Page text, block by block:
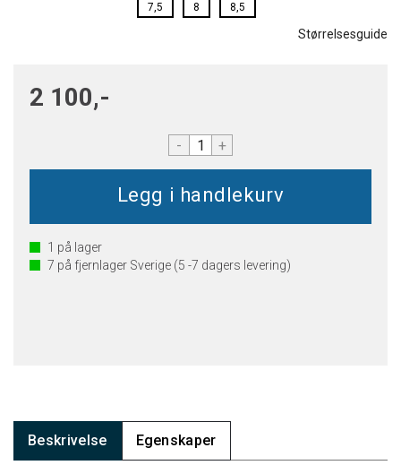
7,5 8 8,5
Størrelsesguide
2 100,-
- +
1 på lager
7 på fjernlager Sverige (5 -7 dagers levering)
Beskrivelse Egenskaper